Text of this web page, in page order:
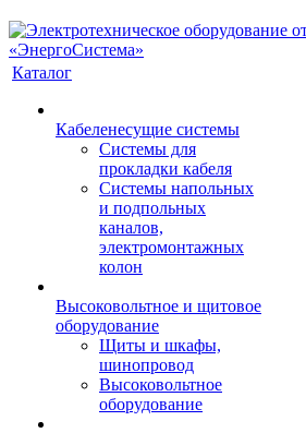
Каталог
Кабеленесущие системы
Системы для
прокладки кабеля
Системы напольных
и подпольных
каналов,
электромонтажных
колон
Высоковольтное и щитовое
оборудование
Щиты и шкафы,
шинопровод
Высоковольтное
оборудование